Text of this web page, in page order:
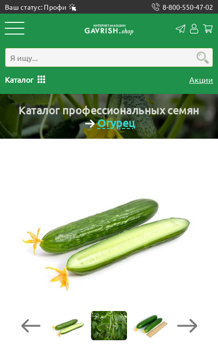
Ваш статус: Профи 8-800-550-47-02
Каталог Акции
Каталог профессиональных семян
Огурец